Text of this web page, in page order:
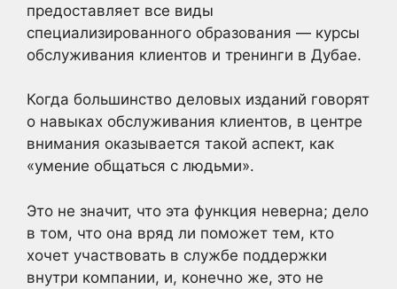
предоставляет все виды
специализированного образования — курсы
обслуживания клиентов и тренинги в Дубае.
Когда большинство деловых изданий говорят
о навыках обслуживания клиентов, в центре
внимания оказывается такой аспект, как
«умение общаться с людьми».
Это не значит, что эта функция неверна; дело
в том, что она вряд ли поможет тем, кто
хочет участвовать в службе поддержки
внутри компании, и, конечно же, это не